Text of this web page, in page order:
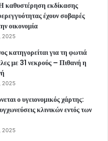
καθυστέρηση εκδίκασης
έχουν σοβαρές
οικονομία
2025
κατηγορείται για τη φωτιά
με 31 νεκρούς – Πιθανή η
2025
ο υγειονομικός χάρτης:
κλινικών εντός των
2025